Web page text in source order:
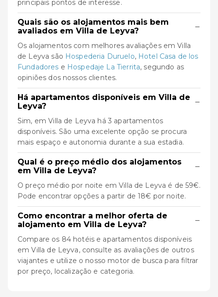
principais pontos de interesse.
Quais são os alojamentos mais bem
avaliados em Villa de Leyva?
−
Os alojamentos com melhores avaliações em Villa
de Leyva são Hospederia Duruelo, Hotel Casa de los
Fundadores e Hospedaje La Tierrita, segundo as
opiniões dos nossos clientes.
Há apartamentos disponíveis em Villa de
Leyva?
−
Sim, em Villa de Leyva há 3 apartamentos
disponíveis. São uma excelente opção se procura
mais espaço e autonomia durante a sua estadia.
Qual é o preço médio dos alojamentos
em Villa de Leyva?
−
O preço médio por noite em Villa de Leyva é de 59€.
Pode encontrar opções a partir de 18€ por noite.
Como encontrar a melhor oferta de
alojamento em Villa de Leyva?
−
Compare os 84 hotéis e apartamentos disponíveis
em Villa de Leyva, consulte as avaliações de outros
viajantes e utilize o nosso motor de busca para filtrar
por preço, localização e categoria.